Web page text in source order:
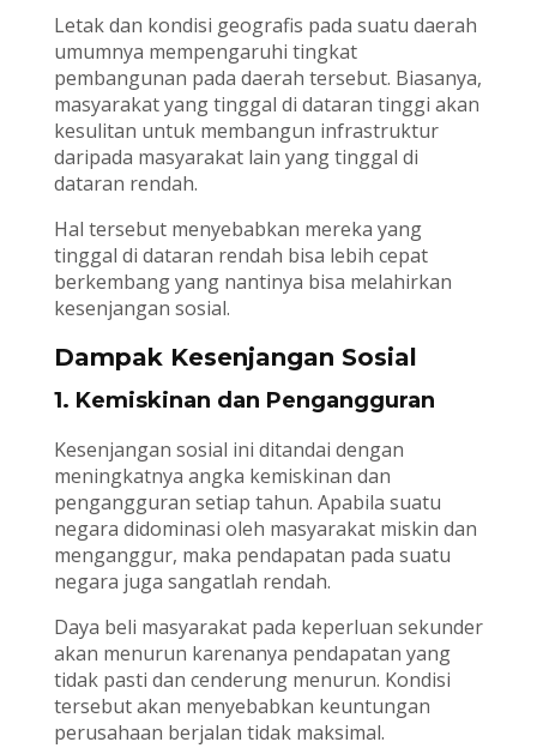
Letak dan kondisi geografis pada suatu daerah
umumnya mempengaruhi tingkat
pembangunan pada daerah tersebut. Biasanya,
masyarakat yang tinggal di dataran tinggi akan
kesulitan untuk membangun infrastruktur
daripada masyarakat lain yang tinggal di
dataran rendah.
Hal tersebut menyebabkan mereka yang
tinggal di dataran rendah bisa lebih cepat
berkembang yang nantinya bisa melahirkan
kesenjangan sosial.
Dampak Kesenjangan Sosial
1. Kemiskinan dan Pengangguran
Kesenjangan sosial ini ditandai dengan
meningkatnya angka kemiskinan dan
pengangguran setiap tahun. Apabila suatu
negara didominasi oleh masyarakat miskin dan
menganggur, maka pendapatan pada suatu
negara juga sangatlah rendah.
Daya beli masyarakat pada keperluan sekunder
akan menurun karenanya pendapatan yang
tidak pasti dan cenderung menurun. Kondisi
tersebut akan menyebabkan keuntungan
perusahaan berjalan tidak maksimal.